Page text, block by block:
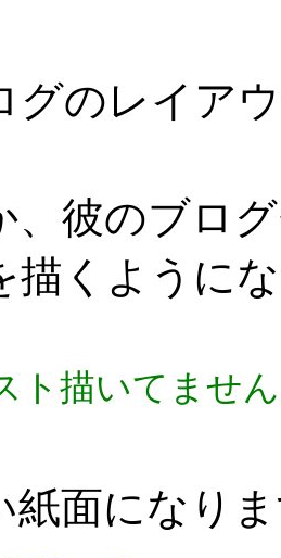
グのレイア
、彼のブロ
描くように
ト描いてませ
紙面になり